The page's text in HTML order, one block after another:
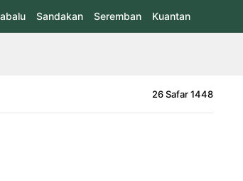
Sandakan Seremban Kuantan
26 Safar 1448